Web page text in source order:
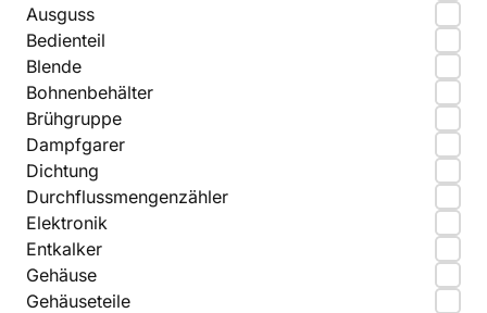
Ausguss
Bedienteil
Blende
Bohnenbehälter
Brühgruppe
Dampfgarer
Dichtung
Durchflussmengenzähler
Elektronik
Entkalker
Gehäuse
Gehäuseteile